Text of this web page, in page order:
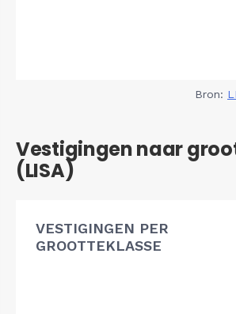
Bron:
Vestigingen naar
(LISA)
VESTIGINGEN PER
GROOTTEKLASSE